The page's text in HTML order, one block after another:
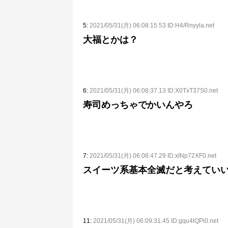
5: 2021/05/31(月) 06:08:15.53 ID:H4/Rnyyla.net
大福とかは？
6: 2021/05/31(月) 06:08:37.13 ID:X0TxT37S0.net
寿司めっちゃでかいんやろ
7: 2021/05/31(月) 06:08:47.29 ID:xINp72XF0.net
スイーツ系基本全滅だと考えてい
11: 2021/05/31(月) 06:09:31.45 ID:gqu4lQPi0.net